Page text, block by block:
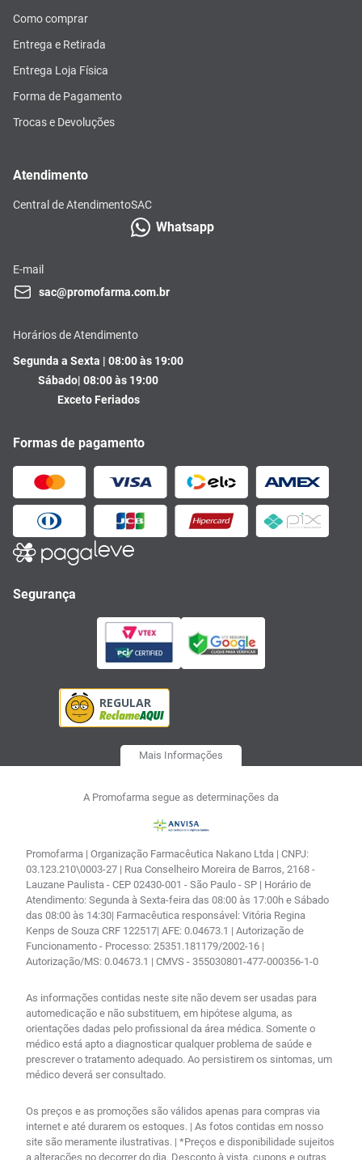
Como comprar
Entrega e Retirada
Entrega Loja Física
Forma de Pagamento
Trocas e Devoluções
Atendimento
Central de AtendimentoSAC
Whatsapp
E-mail
sac@promofarma.com.br
Horários de Atendimento
Segunda a Sexta | 08:00 às 19:00
Sábado| 08:00 às 19:00
Exceto Feriados
Formas de pagamento
Segurança
Mais Informações
A Promofarma segue as determinações da
Promofarma | Organização Farmacêutica Nakano Ltda | CNPJ:
03.123.210\0003-27 | Rua Conselheiro Moreira de Barros, 2168 -
Lauzane Paulista - CEP 02430-001 - São Paulo - SP | Horário de
Atendimento: Segunda à Sexta-feira das 08:00 às 17:00h e Sábado
das 08:00 às 14:30| Farmacêutica responsável: Vitória Regina
Kenps de Souza CRF 122517| AFE: 0.04673.1 | Autorização de
Funcionamento - Processo: 25351.181179/2002-16 |
Autorização/MS: 0.04673.1 | CMVS - 355030801-477-000356-1-0
As informações contidas neste site não devem ser usadas para
automedicação e não substituem, em hipótese alguma, as
orientações dadas pelo profissional da área médica. Somente o
médico está apto a diagnosticar qualquer problema de saúde e
prescrever o tratamento adequado. Ao persistirem os sintomas, um
médico deverá ser consultado.
Os preços e as promoções são válidos apenas para compras via
internet e até durarem os estoques. | As fotos contidas em nosso
site são meramente ilustrativas. | *Preços e disponibilidade sujeitos
a alterações no decorrer do dia. Desconto à vista, cupons e outras